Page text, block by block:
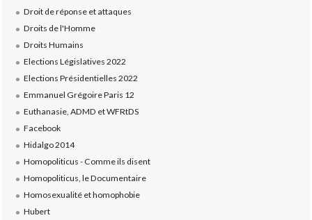
Droit de réponse et attaques
Droits de l'Homme
Droits Humains
Elections Législatives 2022
Elections Présidentielles 2022
Emmanuel Grégoire Paris 12
Euthanasie, ADMD et WFRtDS
Facebook
Hidalgo 2014
Homopoliticus - Comme ils disent
Homopoliticus, le Documentaire
Homosexualité et homophobie
Hubert